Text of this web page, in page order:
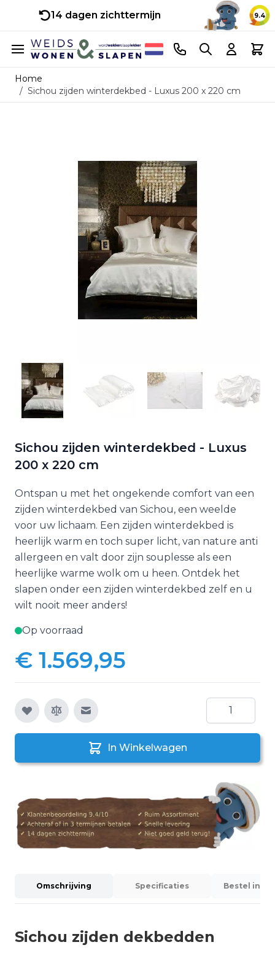
14 dagen zichttermijn 9.4
Ga naar de inhoud
Telefoonnummer
Search Cart
Home
/ Sichou zijden winterdekbed - Luxus 200 x 220 cm
Sichou zijden winterdekbed - Luxus
200 x 220 cm
Ontspan u met het ongekende comfort van een
zijden winterdekbed van Sichou, een weelde
voor uw lichaam. Een zijden winterdekbed is
heerlijk warm en toch super licht, van nature anti
allergeen en valt door zijn souplesse als een
heerlijke warme wolk om u heen. Ontdek het
slapen onder een zijden winterdekbed zelf en u
wilt nooit meer anders!
Op voorraad
€ 1.569,95
E-mail naar een vriend
Aantal
In Winkelwagen
Omschrijving Specificaties Bestel
Sichou zijden dekbedden